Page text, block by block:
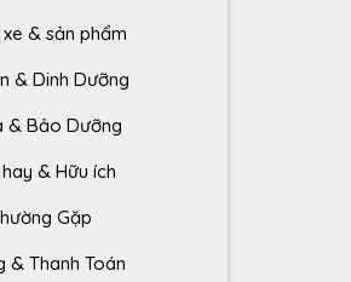
& sản phẩm
& Dinh Dưỡng
& Bảo Dưỡng
& Hữu ích
Gặp
& Thanh Toán